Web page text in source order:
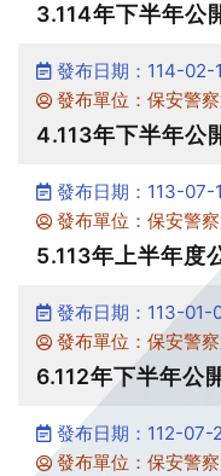
3.114年下半年公
發布日期：114-02-
發布單位：保安警
4.113年下半年公
發布日期：113-07-
發布單位：保安警
5.113年上半年度
發布日期：113-01-
發布單位：保安警
6.112年下半年公
發布日期：112-07-
發布單位：保安警